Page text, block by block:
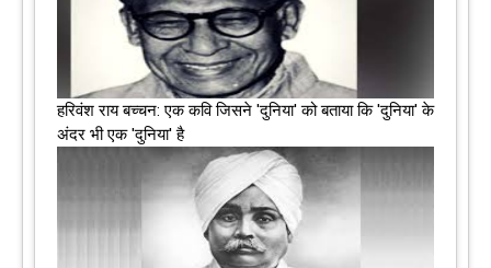
हरिवंश राय बच्चन: एक कवि जिसने 'दुनिया' को बताया कि 'दुनिया' के
अंदर भी एक 'दुनिया' है